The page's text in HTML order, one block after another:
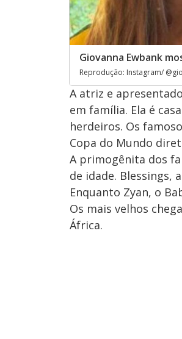
Giovanna Ewbank
Reprodução: Instagram/
A atriz e
em família. Ela é
herdeiros. Os
Copa do Mundo
A primogênita dos
de idade. Blessings,
Enquanto Zyan, o
Os mais velhos
África.